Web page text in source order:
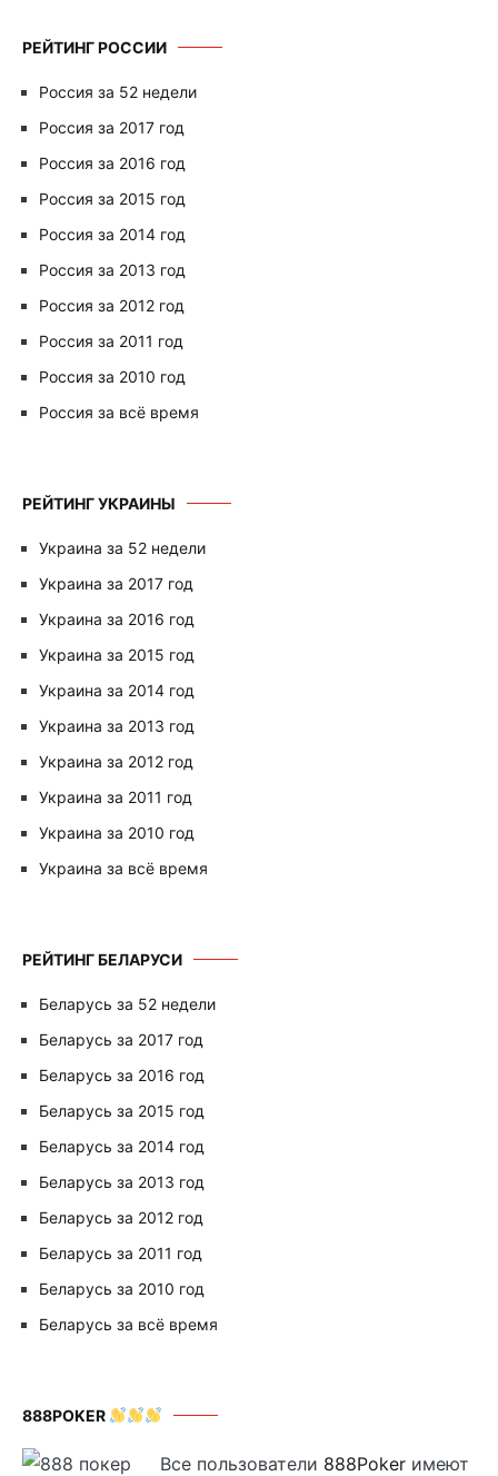
РЕЙТИНГ РОССИИ
Россия за 52 недели
Россия за 2017 год
Россия за 2016 год
Россия за 2015 год
Россия за 2014 год
Россия за 2013 год
Россия за 2012 год
Россия за 2011 год
Россия за 2010 год
Россия за всё время
РЕЙТИНГ УКРАИНЫ
Украина за 52 недели
Украина за 2017 год
Украина за 2016 год
Украина за 2015 год
Украина за 2014 год
Украина за 2013 год
Украина за 2012 год
Украина за 2011 год
Украина за 2010 год
Украина за всё время
РЕЙТИНГ БЕЛАРУСИ
Беларусь за 52 недели
Беларусь за 2017 год
Беларусь за 2016 год
Беларусь за 2015 год
Беларусь за 2014 год
Беларусь за 2013 год
Беларусь за 2012 год
Беларусь за 2011 год
Беларусь за 2010 год
Беларусь за всё время
888POKER
Все пользователи 888Poker имеют